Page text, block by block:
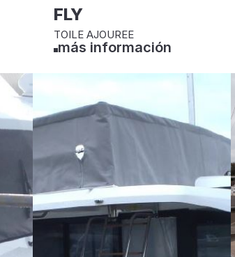
FLY
TOILE AJOUREE
más información